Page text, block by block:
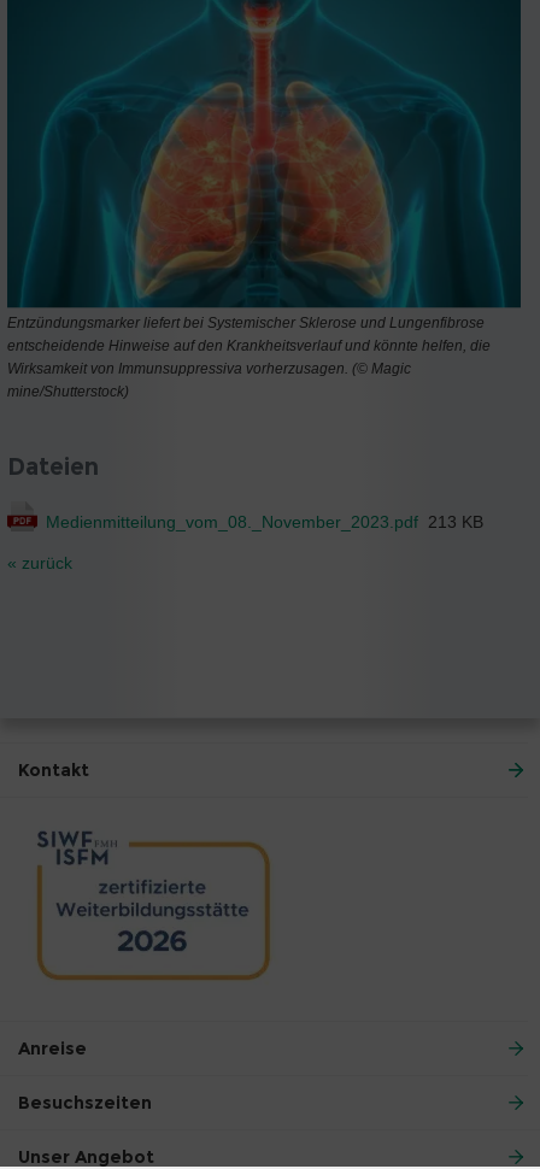
Entzündungsmarker liefert bei Systemischer Sklerose und Lungenfibrose
entscheidende Hinweise auf den Krankheitsverlauf und könnte helfen, die
Wirksamkeit von Immunsuppressiva vorherzusagen. (© Magic
mine/Shutterstock)
Dateien
Medienmitteilung_vom_08._November_2023.pdf 213 KB
« zurück
Kontakt
Anreise
Besuchszeiten
Unser Angebot